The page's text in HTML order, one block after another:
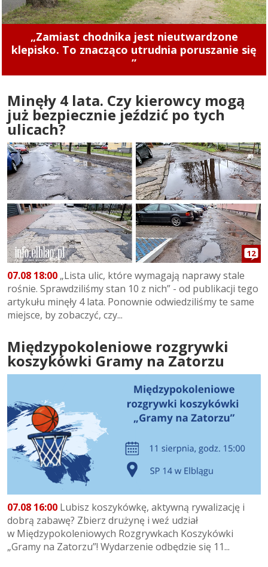
Concordia u siebie z Naki Olsztyn. Wygraj
rower!
Minęły 4 lata. Czy kierowcy mogą
już bezpiecznie jeździć po tych
ulicach?
12
07.08 18:00 „Lista ulic, które wymagają naprawy stale
rośnie. Sprawdziliśmy stan 10 z nich” - od publikacji tego
artykułu minęły 4 lata. Ponownie odwiedziliśmy te same
miejsce, by zobaczyć, czy...
Międzypokoleniowe rozgrywki
koszykówki Gramy na Zatorzu
07.08 16:00 Lubisz koszykówkę, aktywną rywalizację i
dobrą zabawę? Zbierz drużynę i weź udział
w Międzypokoleniowych Rozgrywkach Koszykówki
„Gramy na Zatorzu”! Wydarzenie odbędzie się 11...